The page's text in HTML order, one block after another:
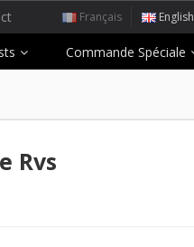
Français English
Commande Spéciale
Rvs